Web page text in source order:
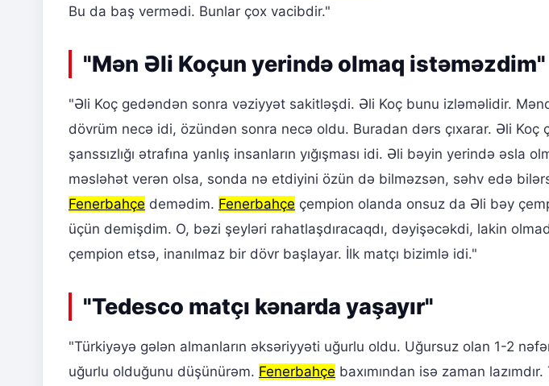
Bu da baş vermədi. Bunlar çox vacibdir."
"Mən Əli Koçun yerində olmaq istəməzdim"
"Əli Koç gedəndən sonra vəziyyət sakitləşdi. Əli Koç bunu izləməlidir.
dövrüm necə idi, özündən sonra necə oldu. Buradan dərs çıxarar. Əli Koç
şanssızlığı ətrafına yanlış insanların yığışması idi. Əli bəyin yerində əsla
məsləhət verən olsa, sonda nə etdiyini özün də bilməzsən, səhv edə
Fenerbahçe demədim. Fenerbahçe çempion olanda onsuz da Əli bəy
üçün demişdim. O, bəzi şeyləri rahatlaşdıracaqdı, dəyişəcəkdi, lakin
çempion etsə, inanılmaz bir dövr başlayar. İlk matçı bizimlə idi."
"Tedesco matçı kənarda yaşayır"
"Türkiyəyə gələn almanların əksəriyyəti uğurlu oldu. Uğursuz olan 1-2
uğurlu olduğunu düşünürəm. Fenerbahçe baxımından isə zaman